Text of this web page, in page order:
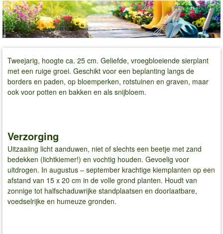
Tweejarig, hoogte ca. 25 cm. Geliefde, vroegbloeiende sierplant
met een ruige groei. Geschikt voor een beplanting langs de
borders en paden, op bloemperken, rotstuinen en graven, maar
ook voor potten en bakken en als snijbloem.
Verzorging
Uitzaaiing licht aanduwen, niet of slechts een beetje met zand
bedekken (lichtkiemer!) en vochtig houden. Gevoelig voor
uitdrogen. In augustus – september krachtige kiemplanten op een
afstand van 15 x 20 cm in de volle grond planten. Houdt van
zonnige tot halfschaduwrijke standplaatsen en doorlaatbare,
voedselrijke en humeuze gronden.